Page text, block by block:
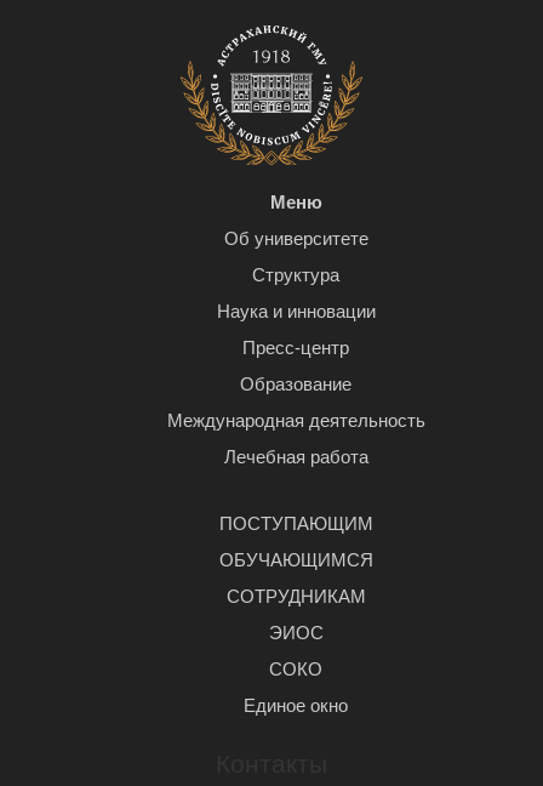
Меню
Об университете
Структура
Наука и инновации
Пресс-центр
Образование
Международная деятельность
Лечебная работа
ПОСТУПАЮЩИМ
ОБУЧАЮЩИМСЯ
СОТРУДНИКАМ
ЭИОС
СОКО
Единое окно